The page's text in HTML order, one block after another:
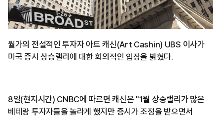
월가의 전설적인 투자자 아트 캐신(Art Cashin) UBS 이사가
미국 증시 상승랠리에 대한 회의적인 입장을 밝혔다.
8일(현지시간) CNBC에 따르면 캐신은 "1월 상승랠리가 많은
베테랑 투자자들을 놀라게 했지만 증시가 조정을 받으면서